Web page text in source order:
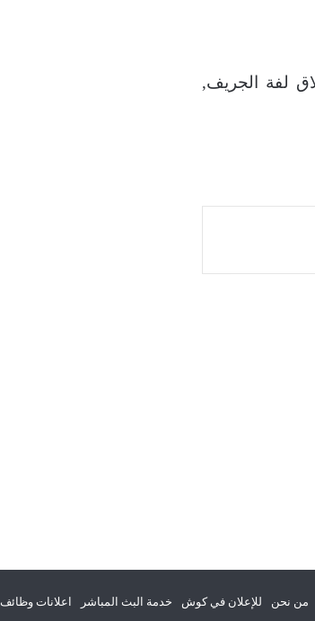
لفة الجريف,
من نحن للإعلان في كوش خدمة البث المباشر اعلانات وظائف